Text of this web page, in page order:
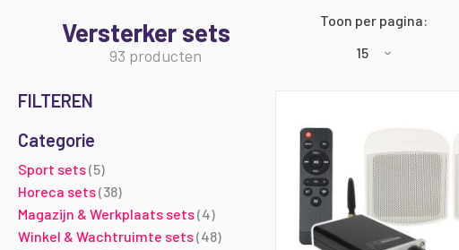
Versterker sets
93 producten
Toon per pagina:
FILTEREN
Categorie
Sport sets 5producten
Horeca sets 38producten
Magazijn & Werkplaats sets 4producten
Winkel & Wachtruimte sets 48producten